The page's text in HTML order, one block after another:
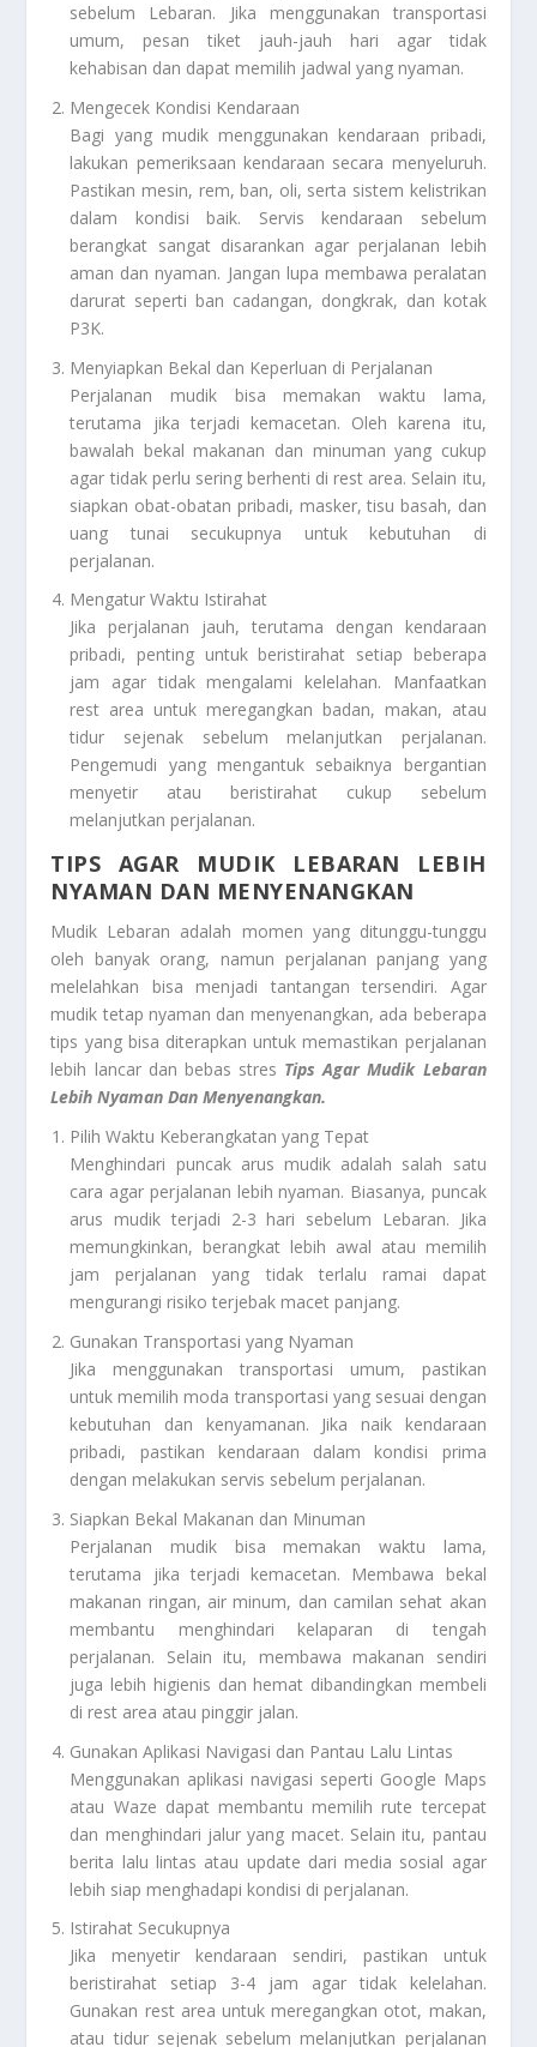
sebelum Lebaran. Jika menggunakan transportasi
umum, pesan tiket jauh-jauh hari agar tidak
kehabisan dan dapat memilih jadwal yang nyaman.
Mengecek Kondisi Kendaraan
Bagi yang mudik menggunakan kendaraan pribadi,
lakukan pemeriksaan kendaraan secara menyeluruh.
Pastikan mesin, rem, ban, oli, serta sistem kelistrikan
dalam kondisi baik. Servis kendaraan sebelum
berangkat sangat disarankan agar perjalanan lebih
aman dan nyaman. Jangan lupa membawa peralatan
darurat seperti ban cadangan, dongkrak, dan kotak
P3K.
Menyiapkan Bekal dan Keperluan di Perjalanan
Perjalanan mudik bisa memakan waktu lama,
terutama jika terjadi kemacetan. Oleh karena itu,
bawalah bekal makanan dan minuman yang cukup
agar tidak perlu sering berhenti di rest area. Selain itu,
siapkan obat-obatan pribadi, masker, tisu basah, dan
uang tunai secukupnya untuk kebutuhan di
perjalanan.
Mengatur Waktu Istirahat
Jika perjalanan jauh, terutama dengan kendaraan
pribadi, penting untuk beristirahat setiap beberapa
jam agar tidak mengalami kelelahan. Manfaatkan
rest area untuk meregangkan badan, makan, atau
tidur sejenak sebelum melanjutkan perjalanan.
Pengemudi yang mengantuk sebaiknya bergantian
menyetir atau beristirahat cukup sebelum
melanjutkan perjalanan.
TIPS AGAR MUDIK LEBARAN LEBIH
NYAMAN DAN MENYENANGKAN
Mudik Lebaran adalah momen yang ditunggu-tunggu
oleh banyak orang, namun perjalanan panjang yang
melelahkan bisa menjadi tantangan tersendiri. Agar
mudik tetap nyaman dan menyenangkan, ada beberapa
tips yang bisa diterapkan untuk memastikan perjalanan
lebih lancar dan bebas stres Tips Agar Mudik Lebaran
Lebih Nyaman Dan Menyenangkan.
Pilih Waktu Keberangkatan yang Tepat
Menghindari puncak arus mudik adalah salah satu
cara agar perjalanan lebih nyaman. Biasanya, puncak
arus mudik terjadi 2-3 hari sebelum Lebaran. Jika
memungkinkan, berangkat lebih awal atau memilih
jam perjalanan yang tidak terlalu ramai dapat
mengurangi risiko terjebak macet panjang.
Gunakan Transportasi yang Nyaman
Jika menggunakan transportasi umum, pastikan
untuk memilih moda transportasi yang sesuai dengan
kebutuhan dan kenyamanan. Jika naik kendaraan
pribadi, pastikan kendaraan dalam kondisi prima
dengan melakukan servis sebelum perjalanan.
Siapkan Bekal Makanan dan Minuman
Perjalanan mudik bisa memakan waktu lama,
terutama jika terjadi kemacetan. Membawa bekal
makanan ringan, air minum, dan camilan sehat akan
membantu menghindari kelaparan di tengah
perjalanan. Selain itu, membawa makanan sendiri
juga lebih higienis dan hemat dibandingkan membeli
di rest area atau pinggir jalan.
Gunakan Aplikasi Navigasi dan Pantau Lalu Lintas
Menggunakan aplikasi navigasi seperti Google Maps
atau Waze dapat membantu memilih rute tercepat
dan menghindari jalur yang macet. Selain itu, pantau
berita lalu lintas atau update dari media sosial agar
lebih siap menghadapi kondisi di perjalanan.
Istirahat Secukupnya
Jika menyetir kendaraan sendiri, pastikan untuk
beristirahat setiap 3-4 jam agar tidak kelelahan.
Gunakan rest area untuk meregangkan otot, makan,
atau tidur sejenak sebelum melanjutkan perjalanan